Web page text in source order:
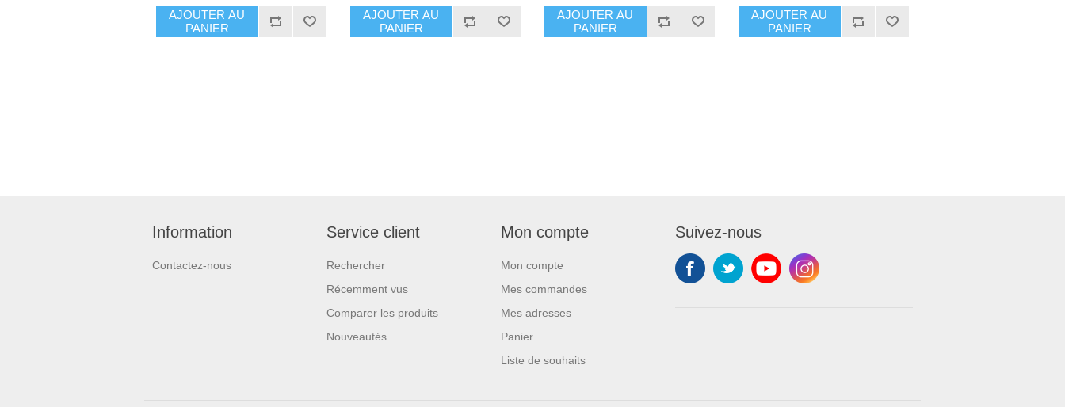
AJOUTER AU
PANIER
AJOUTER AU
PANIER
AJOUTER AU
PANIER
AJOUTER AU
PANIER
Information
Contactez-nous
Service client
Rechercher
Récemment vus
Comparer les produits
Nouveautés
Mon compte
Mon compte
Mes commandes
Mes adresses
Panier
Liste de souhaits
Suivez-nous